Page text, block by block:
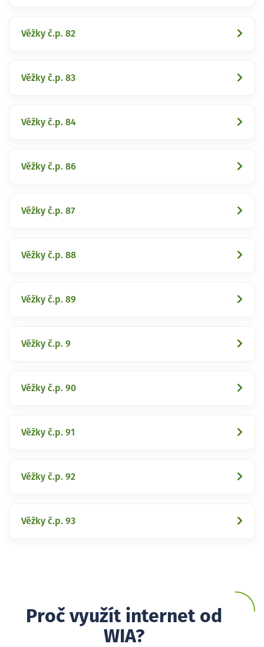
Věžky č.p. 82
Věžky č.p. 83
Věžky č.p. 84
Věžky č.p. 86
Věžky č.p. 87
Věžky č.p. 88
Věžky č.p. 89
Věžky č.p. 9
Věžky č.p. 90
Věžky č.p. 91
Věžky č.p. 92
Věžky č.p. 93
Proč využít internet od
WIA?